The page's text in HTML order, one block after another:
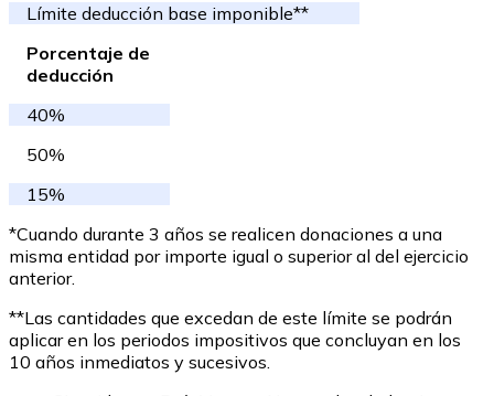
Límite deducción base imponible**
Porcentaje de
deducción
40%
50%
15%
*Cuando durante 3 años se realicen donaciones a una
misma entidad por importe igual o superior al del ejercicio
anterior.
**Las cantidades que excedan de este límite se podrán
aplicar en los periodos impositivos que concluyan en los
10 años inmediatos y sucesivos.